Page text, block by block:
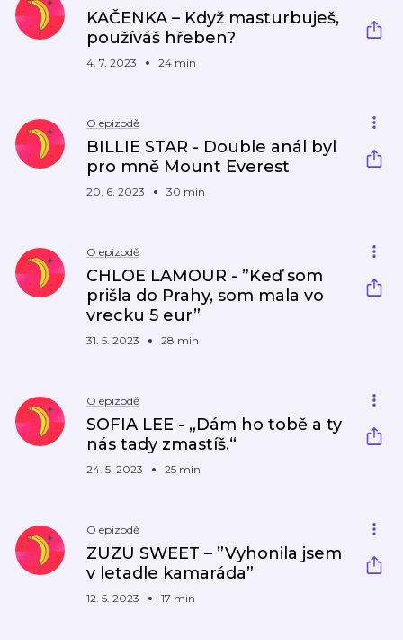
KAČENKA – Když masturbuješ,
používáš hřeben?
4. 7. 2023 24 min
O epizodě
BILLIE STAR - Double anál byl
pro mně Mount Everest
20. 6. 2023 30 min
O epizodě
CHLOE LAMOUR - ”Keď som
prišla do Prahy, som mala vo
vrecku 5 eur”
31. 5. 2023 28 min
O epizodě
SOFIA LEE - „Dám ho tobě a ty
nás tady zmastíš.“
24. 5. 2023 25 min
O epizodě
ZUZU SWEET – ”Vyhonila jsem
v letadle kamaráda”
12. 5. 2023 17 min